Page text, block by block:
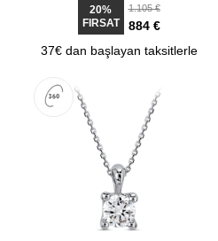
20%
FIRSAT
1.105 €
884 €
37€ dan başlayan taksitlerle